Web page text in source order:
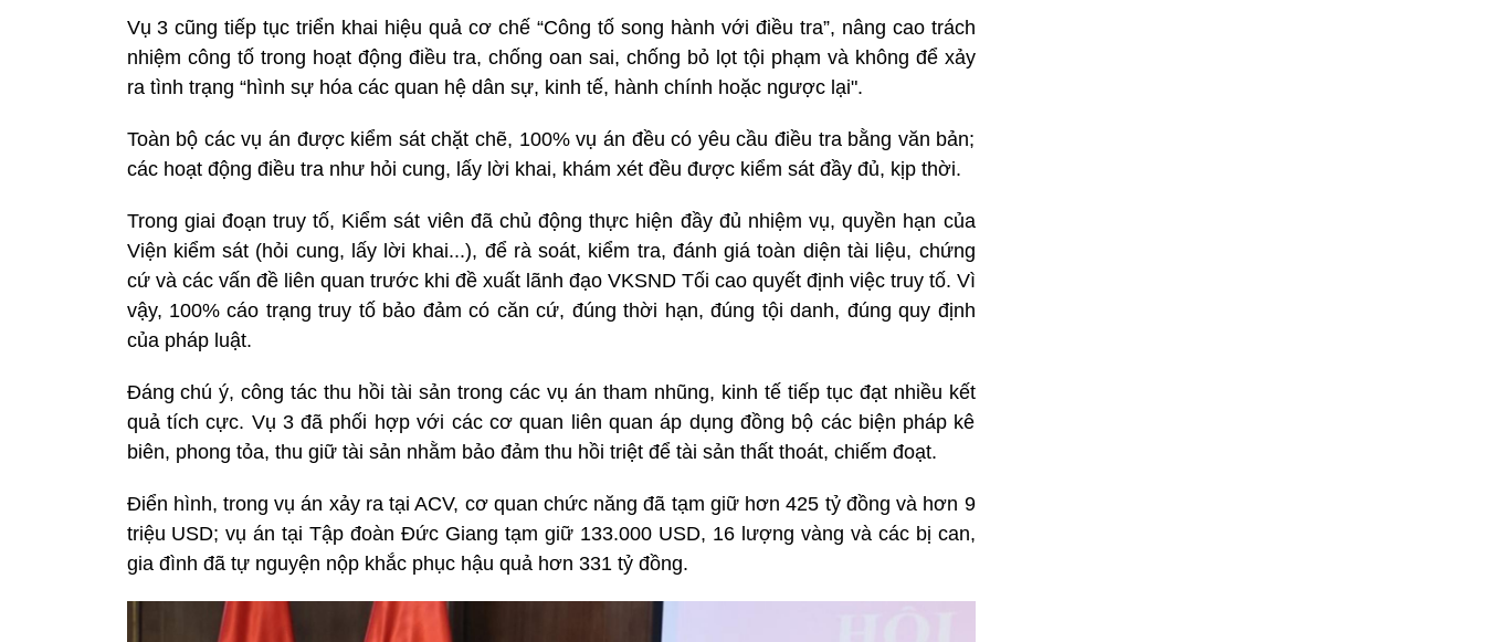
Vụ 3 cũng tiếp tục triển khai hiệu quả cơ chế “Công tố song hành với điều tra”, nâng cao trách
nhiệm công tố trong hoạt động điều tra, chống oan sai, chống bỏ lọt tội phạm và không để xảy
ra tình trạng “hình sự hóa các quan hệ dân sự, kinh tế, hành chính hoặc ngược lại".
Toàn bộ các vụ án được kiểm sát chặt chẽ, 100% vụ án đều có yêu cầu điều tra bằng văn bản;
các hoạt động điều tra như hỏi cung, lấy lời khai, khám xét đều được kiểm sát đầy đủ, kịp thời.
Trong giai đoạn truy tố, Kiểm sát viên đã chủ động thực hiện đầy đủ nhiệm vụ, quyền hạn của
Viện kiểm sát (hỏi cung, lấy lời khai...), để rà soát, kiểm tra, đánh giá toàn diện tài liệu, chứng
cứ và các vấn đề liên quan trước khi đề xuất lãnh đạo VKSND Tối cao quyết định việc truy tố. Vì
vậy, 100% cáo trạng truy tố bảo đảm có căn cứ, đúng thời hạn, đúng tội danh, đúng quy định
của pháp luật.
Đáng chú ý, công tác thu hồi tài sản trong các vụ án tham nhũng, kinh tế tiếp tục đạt nhiều kết
quả tích cực. Vụ 3 đã phối hợp với các cơ quan liên quan áp dụng đồng bộ các biện pháp kê
biên, phong tỏa, thu giữ tài sản nhằm bảo đảm thu hồi triệt để tài sản thất thoát, chiếm đoạt.
Điển hình, trong vụ án xảy ra tại ACV, cơ quan chức năng đã tạm giữ hơn 425 tỷ đồng và hơn 9
triệu USD; vụ án tại Tập đoàn Đức Giang tạm giữ 133.000 USD, 16 lượng vàng và các bị can,
gia đình đã tự nguyện nộp khắc phục hậu quả hơn 331 tỷ đồng.